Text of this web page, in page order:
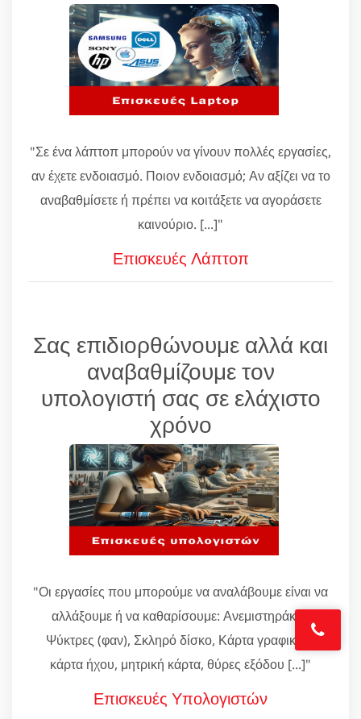
"Σε ένα λάπτοπ μπορούν να γίνουν πολλές εργασίες,
αν έχετε ενδοιασμό. Ποιον ενδοιασμό; Αν αξίζει να το
αναβαθμίσετε ή πρέπει να κοιτάξετε να αγοράσετε
καινούριο. [...]"
Επισκευές Λάπτοπ
Σας επιδιορθώνουμε αλλά και
αναβαθμίζουμε τον
υπολογιστή σας σε ελάχιστο
χρόνο
"Οι εργασίες που μπορούμε να αναλάβουμε είναι να
αλλάξουμε ή να καθαρίσουμε: Ανεμιστηράκια,
Ψύκτρες (φαν), Σκληρό δίσκο, Κάρτα γραφικών,
κάρτα ήχου, μητρική κάρτα, θύρες εξόδου [...]"
Επισκευές Υπολογιστών